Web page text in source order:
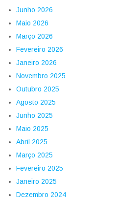
Junho 2026
Maio 2026
Março 2026
Fevereiro 2026
Janeiro 2026
Novembro 2025
Outubro 2025
Agosto 2025
Junho 2025
Maio 2025
Abril 2025
Março 2025
Fevereiro 2025
Janeiro 2025
Dezembro 2024